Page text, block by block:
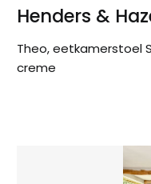
Henders &
Theo, eetkamerstoel
creme